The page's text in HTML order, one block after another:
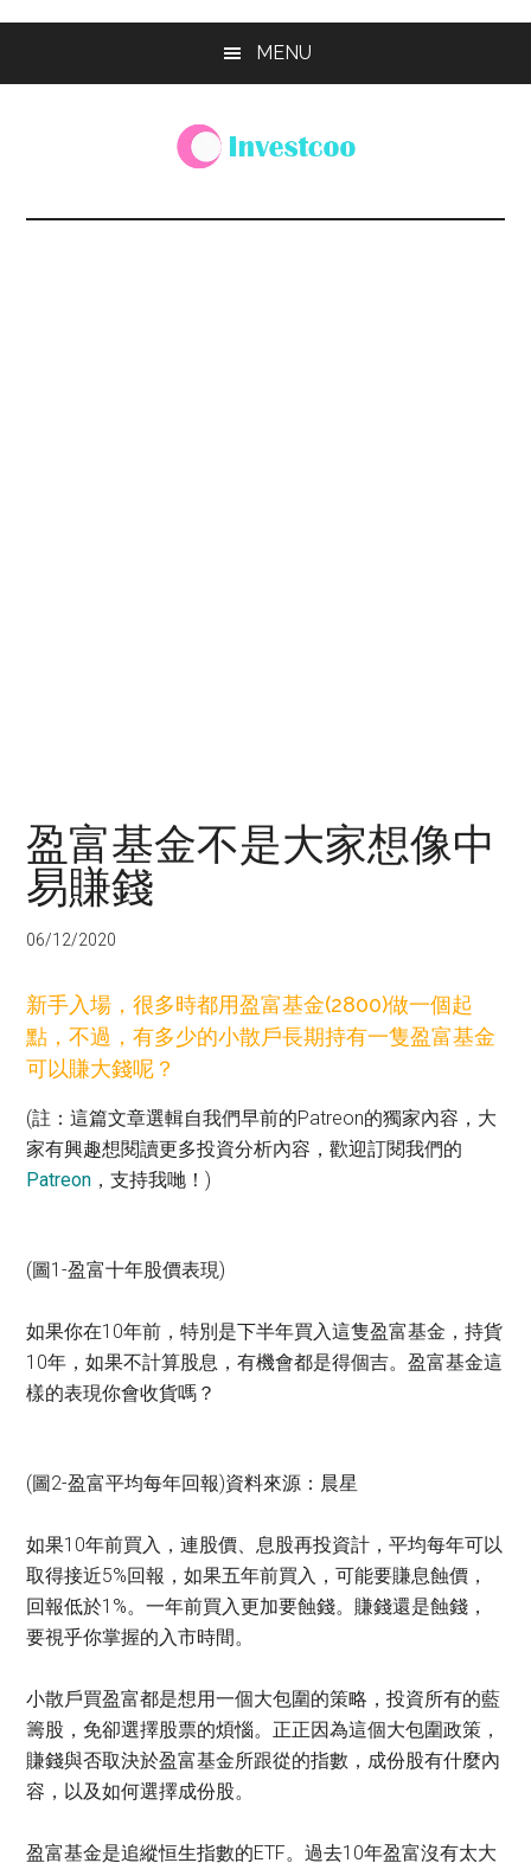
MENU
Investcoo
個
盈富基金不是大家想像中
易賺錢
06/12/2020
新手入場，很多時都用盈富基金(2800)做一個起
點，不過，有多少的小散戶長期持有一隻盈富基金
可以賺大錢呢？
(註：這篇文章選輯自我們早前的Patreon的獨家內容，大
家有興趣想閱讀更多投資分析內容，歡迎訂閱我們的
Patreon ，支持我哋！)
(圖1-盈富十年股價表現)
如果你在10年前，特別是下半年買入這隻盈富基金，持貨
10年，如果不計算股息，有機會都是得個吉。盈富基金這
樣的表現你會收貨嗎？
(圖2-盈富平均每年回報)資料來源：晨星
如果10年前買入，連股價、息股再投資計，平均每年可以
取得接近5%回報，如果五年前買入，可能要賺息蝕價，
回報低於1%。一年前買入更加要蝕錢。賺錢還是蝕錢，
要視乎你掌握的入市時間。
小散戶買盈富都是想用一個大包圍的策略，投資所有的藍
籌股，免卻選擇股票的煩惱。正正因為這個大包圍政策，
賺錢與否取決於盈富基金所跟從的指數，成份股有什麼內
容，以及如何選擇成份股。
盈富基金是追縱恒生指數的ETF。過去10年盈富沒有太大